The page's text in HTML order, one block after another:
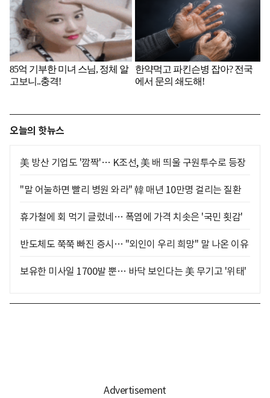
오늘의 핫뉴스
美 방산 기업도 '깜짝'… K조선, 美 배 띄울 구원투수로 등장
"말 어눌하면 빨리 병원 와라" 韓 매년 10만명 걸리는 질환
휴가철에 회 먹기 글렀네… 폭염에 가격 치솟은 '국민 횟감'
반도체도 쭉쭉 빠진 증시… "외인이 우리 희망" 말 나온 이유
보유한 미사일 1700발 뿐… 바닥 보인다는 美 무기고 '위태'